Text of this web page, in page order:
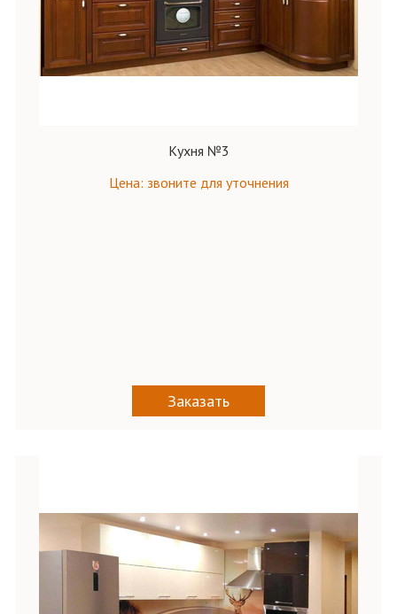
Кухня №3
Цена: звоните для уточнения
Заказать